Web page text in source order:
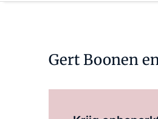
Gert Boonen